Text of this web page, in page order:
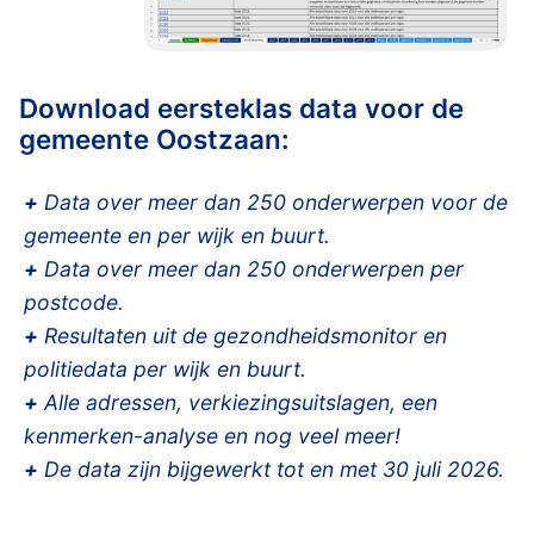
Download eersteklas data voor de
gemeente Oostzaan:
+ Data over meer dan 250 onderwerpen voor de
gemeente en per wijk en buurt.
+ Data over meer dan 250 onderwerpen per
postcode.
+ Resultaten uit de gezondheidsmonitor en
politiedata per wijk en buurt.
+ Alle adressen, verkiezingsuitslagen, een
kenmerken-analyse en nog veel meer!
+ De data zijn bijgewerkt tot en met 30 juli 2026.